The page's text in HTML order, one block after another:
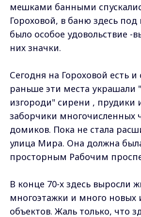
мешками банными
Гороховой, в баню здесь
было особое удовольствие -
них значки.
Сегодня на Гороховой есть и
раньше эти места украшали
изгороди" сирени , прудики
заборчики многочисленных
домиков. Пока не стала
улица Мира. Она должна
просторным Рабочим
В конце 70-х здесь выросли
многоэтажки и много новых
объектов. Жаль только, что